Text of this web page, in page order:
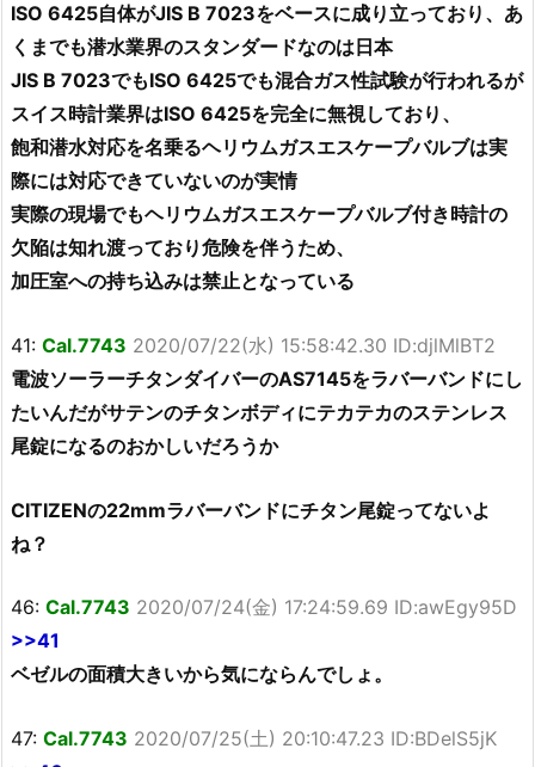
ISO 6425自体がJIS B 7023をベースに成り立っており、あ
くまでも潜水業界のスタンダードなのは日本
JIS B 7023でもISO 6425でも混合ガス性試験が行われるが
スイス時計業界はISO 6425を完全に無視しており、
飽和潜水対応を名乗るヘリウムガスエスケープバルブは実
際には対応できていないのが実情
実際の現場でもヘリウムガスエスケープバルブ付き時計の
欠陥は知れ渡っており危険を伴うため、
加圧室への持ち込みは禁止となっている
41: Cal.7743 2020/07/22(水) 15:58:42.30 ID:djlMlBT2
電波ソーラーチタンダイバーのAS7145をラバーバンドにし
たいんだがサテンのチタンボディにテカテカのステンレス
尾錠になるのおかしいだろうか
CITIZENの22mmラバーバンドにチタン尾錠ってないよ
ね？
46: Cal.7743 2020/07/24(金) 17:24:59.69 ID:awEgy95D
>>41
ベゼルの面積大きいから気にならんでしょ。
47: Cal.7743 2020/07/25(土) 20:10:47.23 ID:BDelS5jK